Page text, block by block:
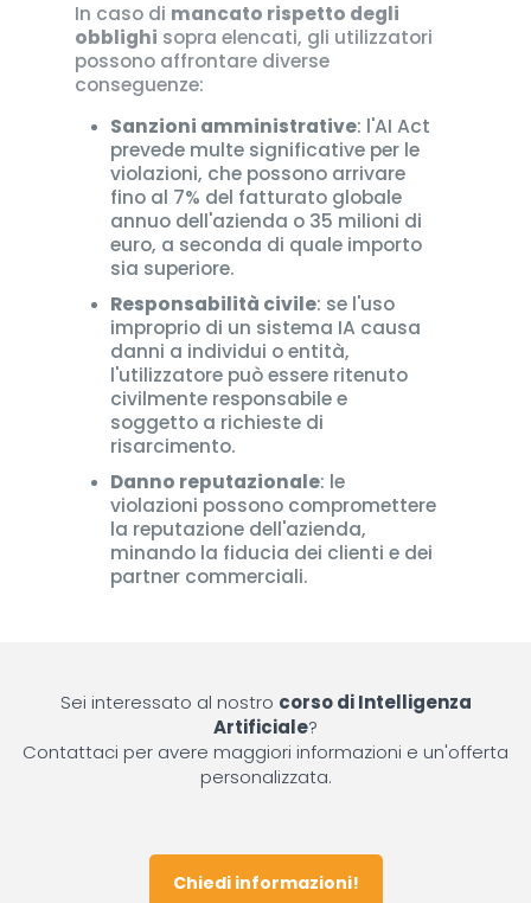
In caso di mancato rispetto degli
obblighi sopra elencati, gli utilizzatori
possono affrontare diverse
conseguenze:​
Sanzioni amministrative: l'AI Act
prevede multe significative per le
violazioni, che possono arrivare
fino al 7% del fatturato globale
annuo dell'azienda o 35 milioni di
euro, a seconda di quale importo
sia superiore.
Responsabilità civile: se l'uso
improprio di un sistema IA causa
danni a individui o entità,
l'utilizzatore può essere ritenuto
civilmente responsabile e
soggetto a richieste di
risarcimento.
Danno reputazionale: le
violazioni possono compromettere
la reputazione dell'azienda,
minando la fiducia dei clienti e dei
partner commerciali.​
Sei interessato al nostro corso di Intelligenza
Artificiale?
Contattaci per avere maggiori informazioni e un'offerta
personalizzata.
Chiedi informazioni!